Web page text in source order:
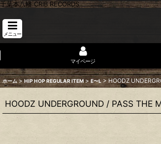
千葉本八幡 CRIB RECORDS
メニュー
マイページ
ホーム > HIP HOP REGULAR ITEM > E〜L > HOODZ
HOODZ UNDERGROUND / PASS THE